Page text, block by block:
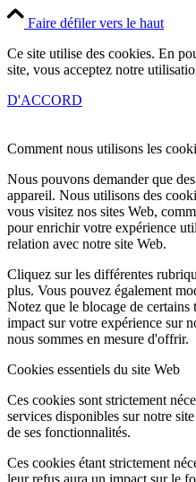
Faire défiler vers le haut
Ce site utilise des cookies. En
site, vous acceptez notre
D'ACCORD
Comment nous utilisons les
Nous pouvons demander que
appareil. Nous utilisons des
vous visitez nos sites Web,
pour enrichir votre expérience
relation avec notre site Web.
Cliquez sur les différentes
plus. Vous pouvez également
Notez que le blocage de
impact sur votre expérience sur
nous sommes en mesure d'offrir.
Cookies essentiels du site Web
Ces cookies sont strictement
services disponibles sur notre
de ses fonctionnalités.
Ces cookies étant strictement